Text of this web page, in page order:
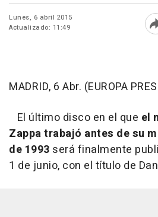
Lunes, 6 abril 2015
Actualizado: 11:49
MADRID, 6 Abr. (EUROPA
El último disco en el que el
Zappa trabajó antes de su
de 1993 será finalmente
1 de junio, con el título de